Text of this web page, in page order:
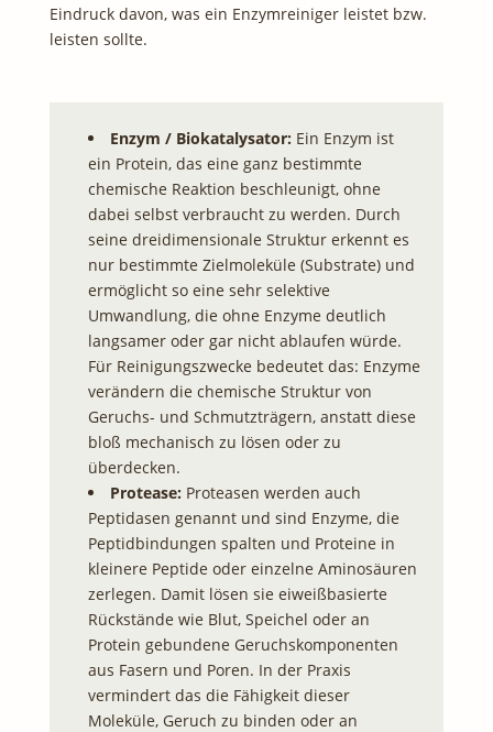
Eindruck davon, was ein Enzymreiniger leistet bzw.
leisten sollte.
Enzym / Biokatalysator: Ein Enzym ist
ein Protein, das eine ganz bestimmte
chemische Reaktion beschleunigt, ohne
dabei selbst verbraucht zu werden. Durch
seine dreidimensionale Struktur erkennt es
nur bestimmte Zielmoleküle (Substrate) und
ermöglicht so eine sehr selektive
Umwandlung, die ohne Enzyme deutlich
langsamer oder gar nicht ablaufen würde.
Für Reinigungszwecke bedeutet das: Enzyme
verändern die chemische Struktur von
Geruchs- und Schmutzträgern, anstatt diese
bloß mechanisch zu lösen oder zu
überdecken.
Protease: Proteasen werden auch
Peptidasen genannt und sind Enzyme, die
Peptidbindungen spalten und Proteine in
kleinere Peptide oder einzelne Aminosäuren
zerlegen. Damit lösen sie eiweißbasierte
Rückstände wie Blut, Speichel oder an
Protein gebundene Geruchskomponenten
aus Fasern und Poren. In der Praxis
vermindert das die Fähigkeit dieser
Moleküle, Geruch zu binden oder an